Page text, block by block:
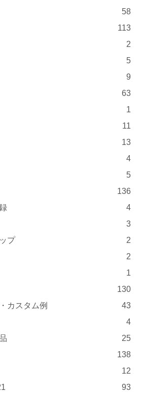
58
113
2
5
9
63
1
11
13
4
5
136
4
3
プ
2
2
1
130
カスタム例
43
4
25
138
12
93